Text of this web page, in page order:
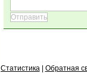
Статистика Обратная